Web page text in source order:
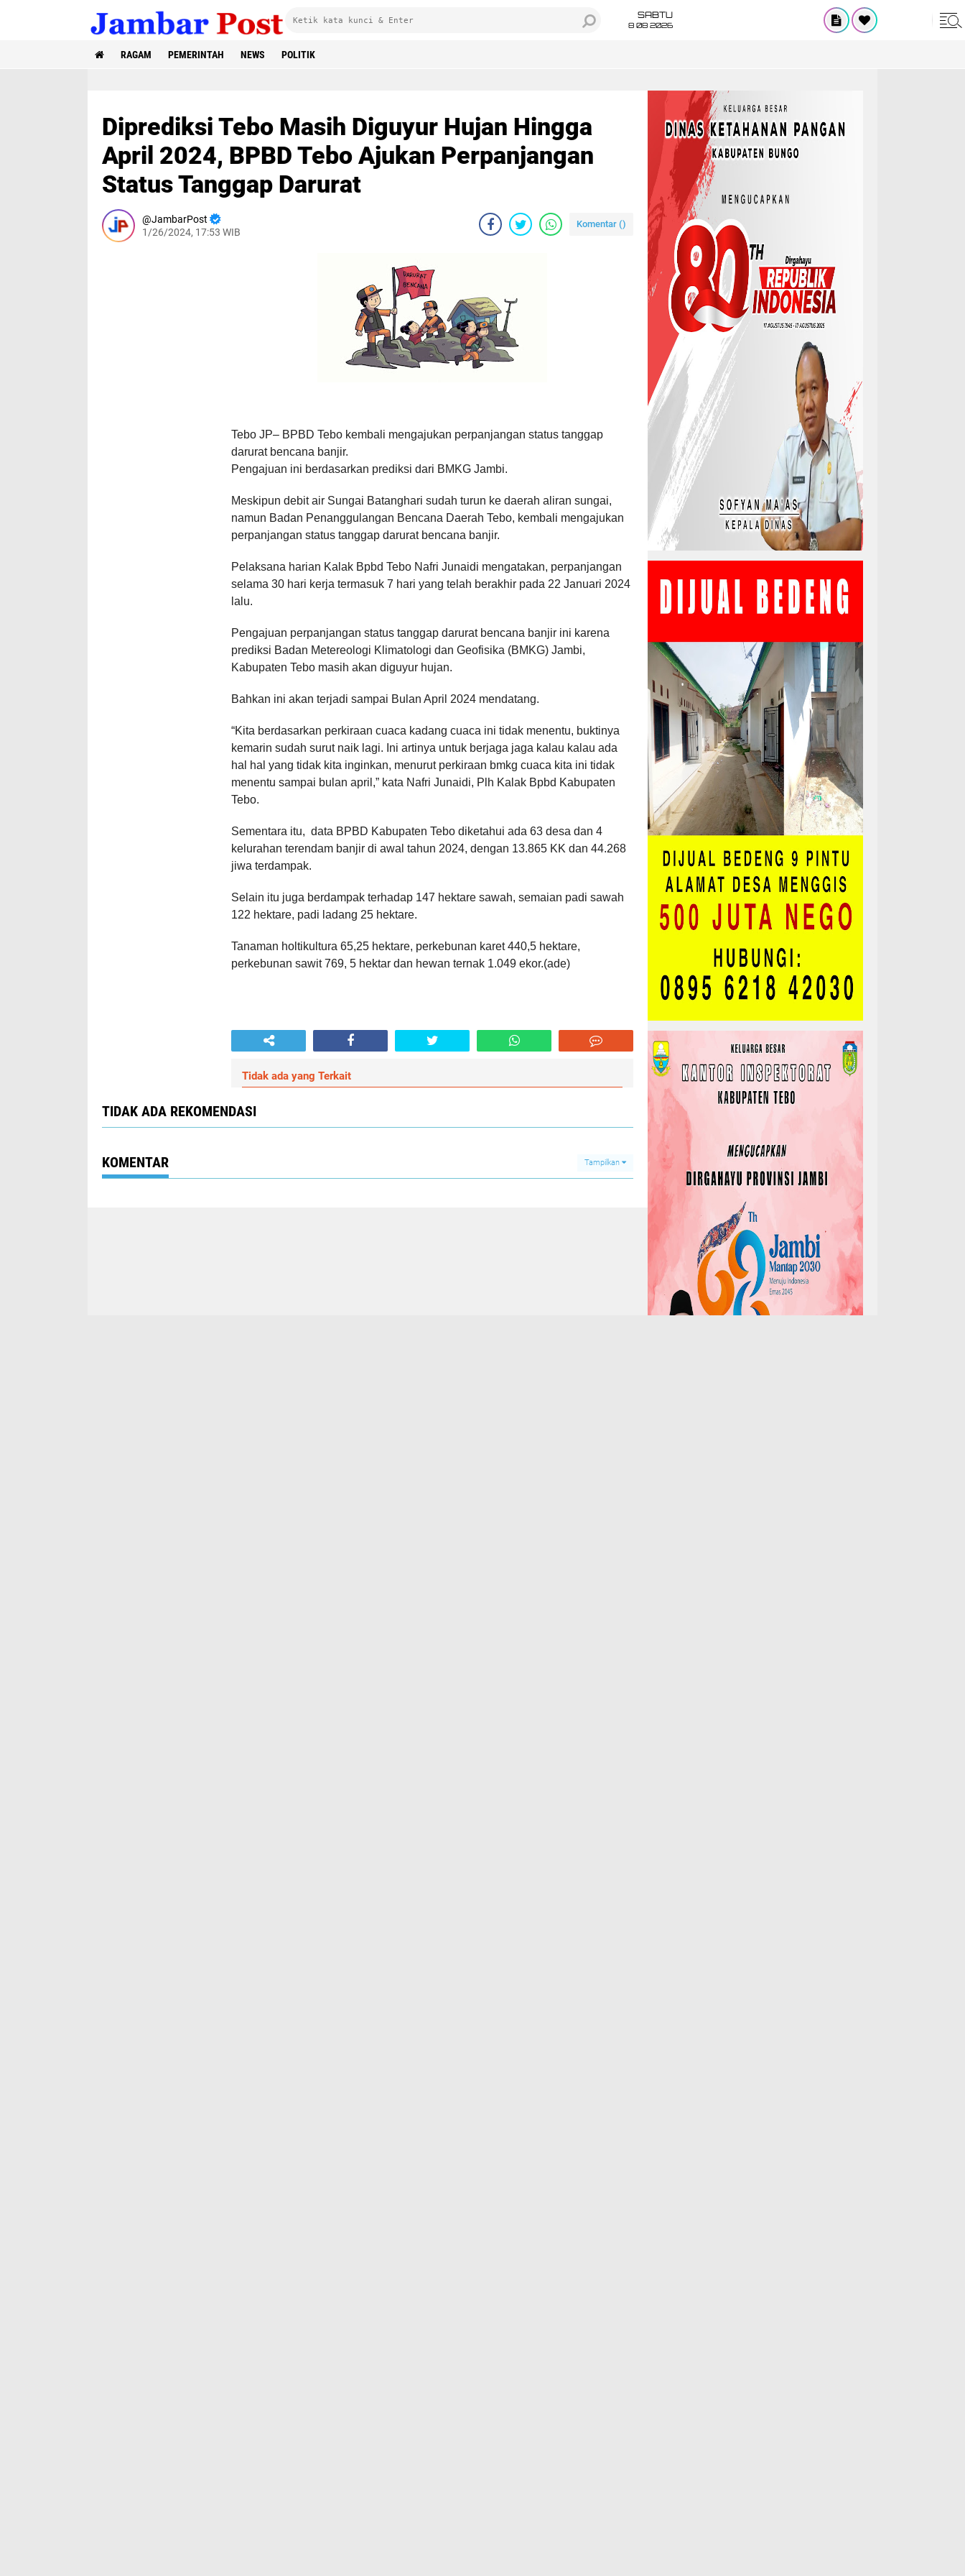
SABTU
8 08 2026
RAGAM PEMERINTAH NEWS POLITIK
Diprediksi Tebo Masih Diguyur Hujan Hingga
April 2024, BPBD Tebo Ajukan Perpanjangan
Status Tanggap Darurat
JambarPost
1/26/2024, 17:53 WIB
Komentar ()
Tebo JP– BPBD Tebo kembali mengajukan perpanjangan status tanggap
darurat bencana banjir.
Pengajuan ini berdasarkan prediksi dari BMKG Jambi.
Meskipun debit air Sungai Batanghari sudah turun ke daerah aliran sungai,
namun Badan Penanggulangan Bencana Daerah Tebo, kembali mengajukan
perpanjangan status tanggap darurat bencana banjir.
Pelaksana harian Kalak Bpbd Tebo Nafri Junaidi mengatakan, perpanjangan
selama 30 hari kerja termasuk 7 hari yang telah berakhir pada 22 Januari 2024
lalu.
Pengajuan perpanjangan status tanggap darurat bencana banjir ini karena
prediksi Badan Metereologi Klimatologi dan Geofisika (BMKG) Jambi,
Kabupaten Tebo masih akan diguyur hujan.
Bahkan ini akan terjadi sampai Bulan April 2024 mendatang.
“Kita berdasarkan perkiraan cuaca kadang cuaca ini tidak menentu, buktinya
kemarin sudah surut naik lagi. Ini artinya untuk berjaga jaga kalau kalau ada
hal hal yang tidak kita inginkan, menurut perkiraan bmkg cuaca kita ini tidak
menentu sampai bulan april,” kata Nafri Junaidi, Plh Kalak Bpbd Kabupaten
Tebo.
Sementara itu, data BPBD Kabupaten Tebo diketahui ada 63 desa dan 4
kelurahan terendam banjir di awal tahun 2024, dengan 13.865 KK dan 44.268
jiwa terdampak.
Selain itu juga berdampak terhadap 147 hektare sawah, semaian padi sawah
122 hektare, padi ladang 25 hektare.
Tanaman holtikultura 65,25 hektare, perkebunan karet 440,5 hektare,
perkebunan sawit 769, 5 hektar dan hewan ternak 1.049 ekor.(ade)
Tidak ada yang Terkait
TIDAK ADA REKOMENDASI
KOMENTAR Tampilkan